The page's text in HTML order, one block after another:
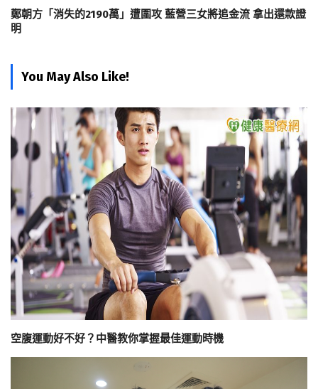
鄭朝方「消失的2190萬」遭圍攻 藍營三女將追金流 拿出還款證
明
You May Also Like!
空腹運動好不好？中醫教你掌握最佳運動時機